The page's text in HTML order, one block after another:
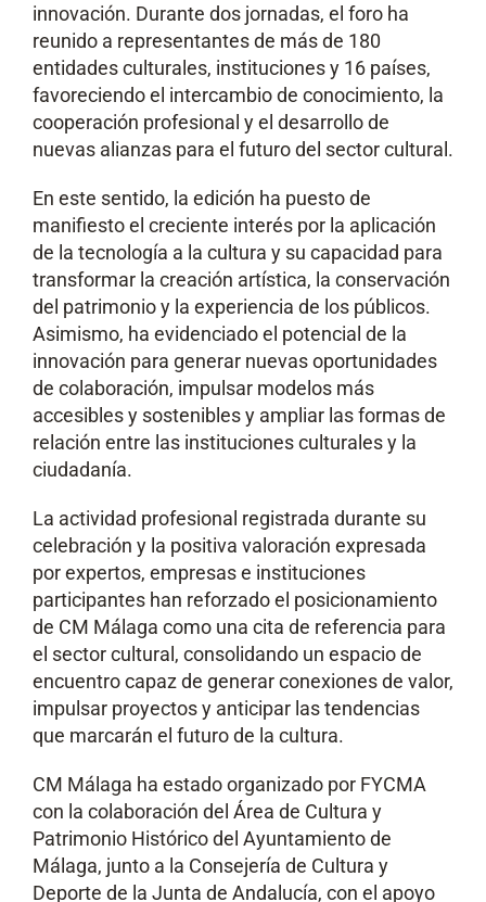
innovación. Durante dos jornadas, el foro ha
reunido a representantes de más de 180
entidades culturales, instituciones y 16 países,
favoreciendo el intercambio de conocimiento, la
cooperación profesional y el desarrollo de
nuevas alianzas para el futuro del sector cultural.
En este sentido, la edición ha puesto de
manifiesto el creciente interés por la aplicación
de la tecnología a la cultura y su capacidad para
transformar la creación artística, la conservación
del patrimonio y la experiencia de los públicos.
Asimismo, ha evidenciado el potencial de la
innovación para generar nuevas oportunidades
de colaboración, impulsar modelos más
accesibles y sostenibles y ampliar las formas de
relación entre las instituciones culturales y la
ciudadanía.
La actividad profesional registrada durante su
celebración y la positiva valoración expresada
por expertos, empresas e instituciones
participantes han reforzado el posicionamiento
de CM Málaga como una cita de referencia para
el sector cultural, consolidando un espacio de
encuentro capaz de generar conexiones de valor,
impulsar proyectos y anticipar las tendencias
que marcarán el futuro de la cultura.
CM Málaga ha estado organizado por FYCMA
con la colaboración del Área de Cultura y
Patrimonio Histórico del Ayuntamiento de
Málaga, junto a la Consejería de Cultura y
Deporte de la Junta de Andalucía, con el apoyo